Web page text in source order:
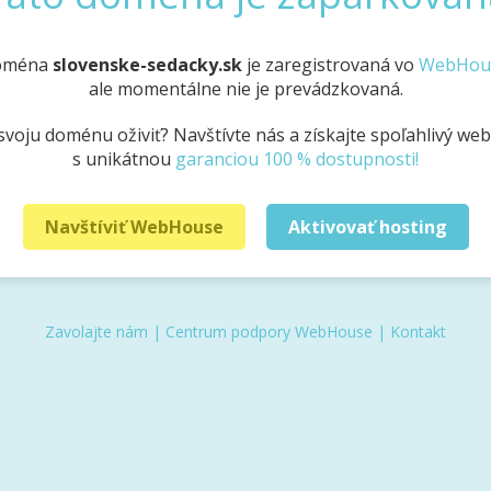
slovenske-sedacky.skje zaregistrovaná vo
ale momentálne nie je prevádzkovaná.
doménu oživiť? Navštívte nás a získajte spoľahlivý
s unikátnou garanciou 100 % dostupnosti!
Navštíviť WebHouse Aktivovať hosting
Zavolajte nám | Centrum podpory WebHouse | Kontakt